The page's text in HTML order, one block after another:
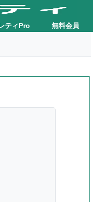
ティPro 無料会員